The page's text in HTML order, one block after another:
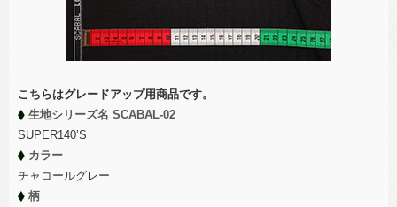
こちらはグレードアップ用商品です。
生地シリーズ名 SCABAL-02
SUPER140’S
カラー
チャコールグレー
柄